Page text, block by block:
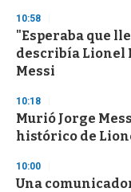
d
s
10:58
"Esperaba que
describía Lionel
Messi
10:18
Murió Jorge
histórico de
10:00
Una